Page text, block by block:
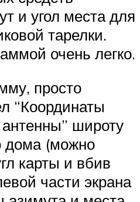
и угол места для
тарелки.
очень легко.
просто
“Координаты
широту
дома (можно
карты и вбив
части экрана